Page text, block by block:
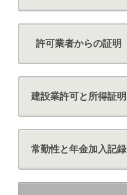
許可業者からの証明
建設業許可と所得証明
常勤性と年金加入記録